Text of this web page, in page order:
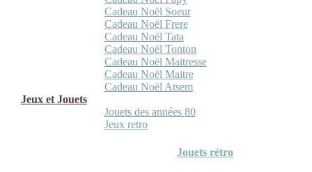
Cadeau Noël Soeur
Cadeau Noël Frere
Cadeau Noël Tata
Cadeau Noël Tonton
Cadeau Noël Maitresse
Cadeau Noël Maitre
Cadeau Noël Atsem
Jeux et Jouets
Jouets des années 80
Jeux retro
Jouets rétro